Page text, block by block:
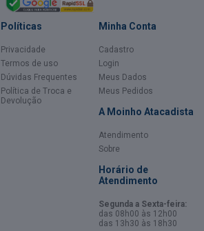
Políticas
Privacidade
Termos de uso
Dúvidas Frequentes
Política de Troca e
Devolução
Minha Conta
Cadastro
Login
Meus Dados
Meus Pedidos
A Moinho Atacadista
Atendimento
Sobre
Horário de
Atendimento
Segunda a Sexta-feira:
das 08h00 às 12h00
das 13h30 às 18h30